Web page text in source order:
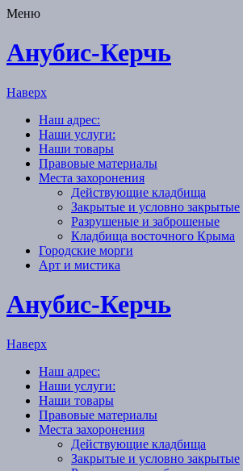
Меню
Анубис-Керчь
Наверх
Наш адрес:
Наши услуги:
Наши товары
Правовые материалы
Места захоронения
Действующие кладбища
Закрытые и условно закрытые
Разрушеные и заброшеные
Кладбища восточного Крыма
Городские морги
Арт и мистика
Анубис-Керчь
Наверх
Наш адрес:
Наши услуги:
Наши товары
Правовые материалы
Места захоронения
Действующие кладбища
Закрытые и условно закрытые